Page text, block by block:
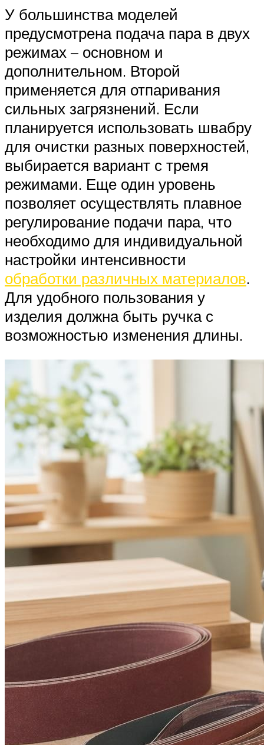
У большинства моделей
предусмотрена подача пара в двух
режимах – основном и
дополнительном. Второй
применяется для отпаривания
сильных загрязнений. Если
планируется использовать швабру
для очистки разных поверхностей,
выбирается вариант с тремя
режимами. Еще один уровень
позволяет осуществлять плавное
регулирование подачи пара, что
необходимо для индивидуальной
настройки интенсивности
обработки различных материалов.
Для удобного пользования у
изделия должна быть ручка с
возможностью изменения длины.